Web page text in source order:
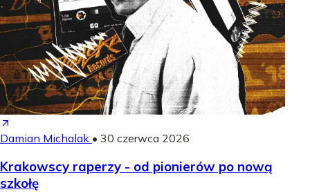
Damian Michalak • 30 czerwca 2026
Krakowscy raperzy - od pionierów po nową
szkołę